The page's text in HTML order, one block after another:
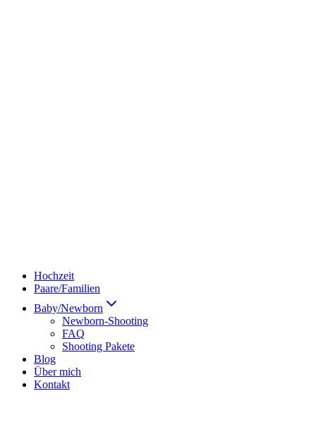
Hochzeit
Paare/Familien
Baby/Newborn
Newborn-Shooting
FAQ
Shooting Pakete
Blog
Über mich
Kontakt